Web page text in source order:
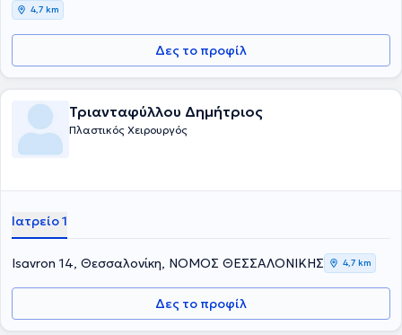
4,7 km
Δες το προφίλ
Τριανταφύλλου Δημήτριος
Πλαστικός Χειρουργός
Ιατρείο 1
Isavron 14, Θεσσαλονίκη, ΝΟΜΟΣ ΘΕΣΣΑΛΟΝΙΚΗΣ 4,7 km
Δες το προφίλ